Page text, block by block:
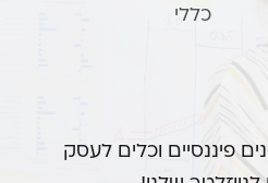
כללי
פיננסיים וכלים לעסק